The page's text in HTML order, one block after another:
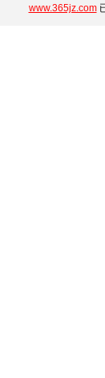
www.365jz.com